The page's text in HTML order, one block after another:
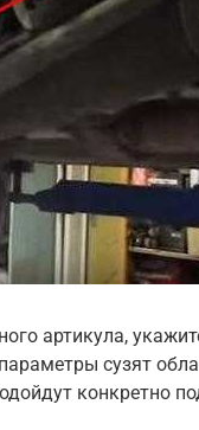
артикула,
сузят
конкретно